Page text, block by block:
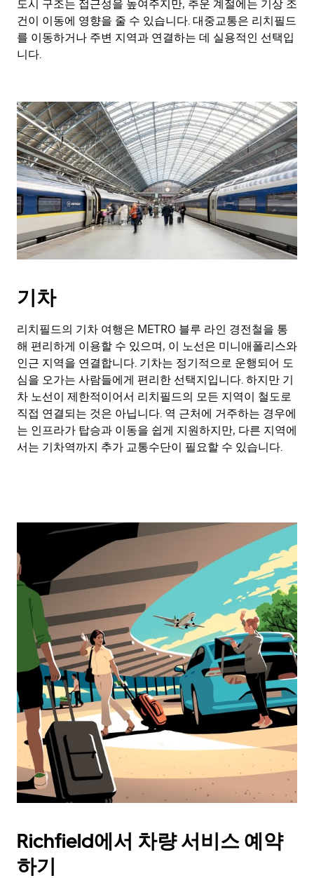
도시 구조는 접근성을 높여주지만, 추운 계절에는 기상 조
건이 이동에 영향을 줄 수 있습니다. 대중교통은 리치필드
를 이동하거나 주변 지역과 연결하는 데 실용적인 선택입
니다.
기차
리치필드의 기차 여행은 METRO 블루 라인 경전철을 통
해 편리하게 이용할 수 있으며, 이 노선은 미니애폴리스와
인근 지역을 연결합니다. 기차는 정기적으로 운행되어 도
심을 오가는 사람들에게 편리한 선택지입니다. 하지만 기
차 노선이 제한적이어서 리치필드의 모든 지역이 철도로
직접 연결되는 것은 아닙니다. 역 근처에 거주하는 경우에
는 인프라가 탑승과 이동을 쉽게 지원하지만, 다른 지역에
서는 기차역까지 추가 교통수단이 필요할 수 있습니다.
Richfield에서 차량 서비스 예약
하기